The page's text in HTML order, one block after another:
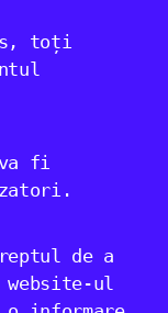
toți
fi
de a
ul